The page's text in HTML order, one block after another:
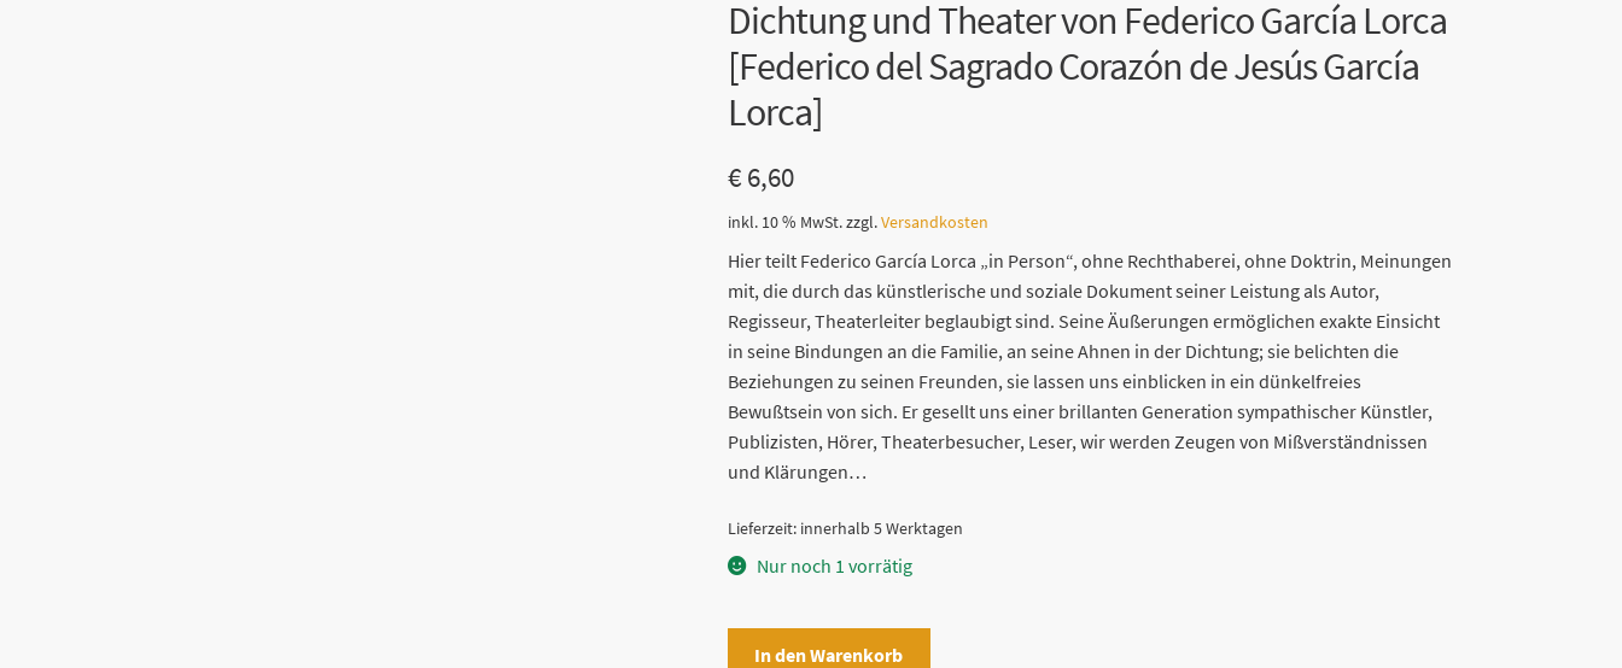
Dichtung und Theater von Federico García Lorca
[Federico del Sagrado Corazón de Jesús García
Lorca]
€6,60
inkl. 10 % MwSt.zzgl.Versandkosten
Hier teilt Federico García Lorca „in Person“, ohne Rechthaberei, ohne Doktrin, Meinungen
mit, die durch das künstlerische und soziale Dokument seiner Leistung als Autor,
Regisseur, Theaterleiter beglaubigt sind. Seine Äußerungen ermöglichen exakte Einsicht
in seine Bindungen an die Familie, an seine Ahnen in der Dichtung; sie belichten die
Beziehungen zu seinen Freunden, sie lassen uns einblicken in ein dünkelfreies
Bewußtsein von sich. Er gesellt uns einer brillanten Generation sympathischer Künstler,
Publizisten, Hörer, Theaterbesucher, Leser, wir werden Zeugen von Mißverständnissen
und Klärungen…
Lieferzeit: innerhalb 5 Werktagen
Nur noch 1 vorrätig
In den Warenkorb